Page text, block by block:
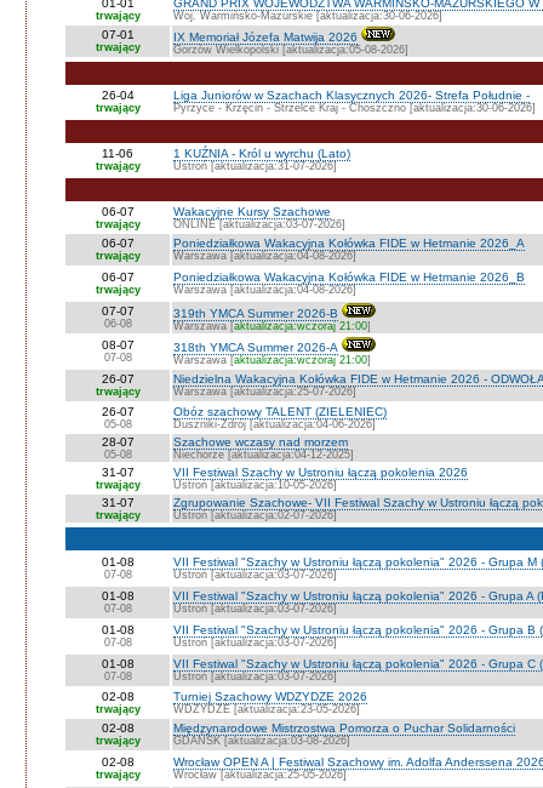
01-01
trwający
GRAND PRIX WOJEWÓDZTWA WARMIŃSKO-MAZURSKIEGO
Woj. Warmińsko-Mazurskie [aktualizacja:30-06-2026]
07-01
trwający
IX Memoriał Józefa Matwija 2026
Gorzów Wielkopolski [aktualizacja:05-08-2026]
26-04
trwający
Liga Juniorów w Szachach Klasycznych 2026- Strefa Południe -
Pyrzyce - Krzęcin - Strzelce Kraj - Choszczno [aktualizacja:30-06-2026]
11-06
trwający
1 KUŹNIA - Król u wyrchu (Lato)
Ustroń [aktualizacja:31-07-2026]
06-07
trwający
Wakacyjne Kursy Szachowe
ONLINE [aktualizacja:03-07-2026]
06-07
trwający
Poniedziałkowa Wakacyjna Kołówka FIDE w Hetmanie 2026_A
Warszawa [aktualizacja:04-08-2026]
06-07
trwający
Poniedziałkowa Wakacyjna Kołówka FIDE w Hetmanie 2026_B
Warszawa [aktualizacja:04-08-2026]
07-07
06-08
319th YMCA Summer 2026-B
Warszawa [aktualizacja:wczoraj 21:00]
08-07
07-08
318th YMCA Summer 2026-A
Warszawa [aktualizacja:wczoraj 21:00]
26-07
trwający
Niedzielna Wakacyjna Kołówka FIDE w Hetmanie 2026 -
Warszawa [aktualizacja:25-07-2026]
26-07
05-08
Obóz szachowy TALENT (ZIELENIEC)
Duszniki-Zdrój [aktualizacja:04-06-2026]
28-07
05-08
Szachowe wczasy nad morzem
Niechorze [aktualizacja:04-12-2025]
31-07
trwający
VII Festiwal Szachy w Ustroniu łączą pokolenia 2026
Ustroń [aktualizacja:10-05-2026]
31-07
trwający
Zgrupowanie Szachowe- VII Festiwal Szachy w Ustroniu łączą
Ustroń [aktualizacja:02-07-2026]
01-08
07-08
VII Festiwal "Szachy w Ustroniu łączą pokolenia" 2026 - Grupa M
Ustroń [aktualizacja:03-07-2026]
01-08
07-08
VII Festiwal "Szachy w Ustroniu łączą pokolenia" 2026 - Grupa A
Ustroń [aktualizacja:03-07-2026]
01-08
07-08
VII Festiwal "Szachy w Ustroniu łączą pokolenia" 2026 - Grupa B
Ustroń [aktualizacja:03-07-2026]
01-08
07-08
VII Festiwal "Szachy w Ustroniu łączą pokolenia" 2026 - Grupa C
Ustroń [aktualizacja:03-07-2026]
02-08
trwający
Turniej Szachowy WDZYDZE 2026
WDZYDZE [aktualizacja:23-05-2026]
02-08
trwający
Międzynarodowe Mistrzostwa Pomorza o Puchar Solidarności
GDAŃSK [aktualizacja:03-08-2026]
02-08
trwający
Wrocław OPEN A | Festiwal Szachowy im. Adolfa Anderssena
Wrocław [aktualizacja:25-05-2026]